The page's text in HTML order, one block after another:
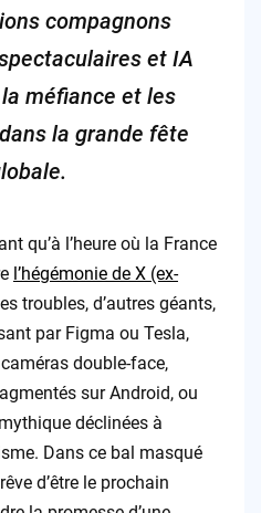
compagnons
et IA
méfiance et les
la grande fête
qu’à l’heure où la France
l’hégémonie de X (ex-
troubles, d’autres géants,
par Figma ou Tesla,
double-face,
sur Android, ou
déclinées à
Dans ce bal masqué
d’être le prochain